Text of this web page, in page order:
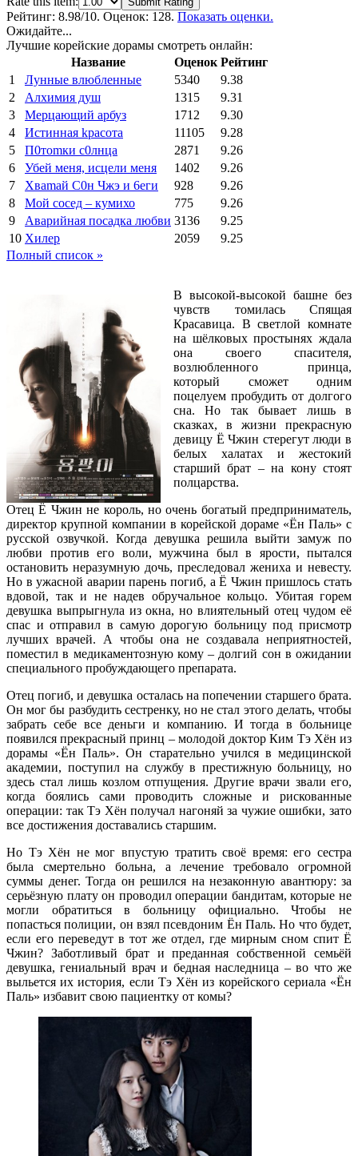
Рейтинг: 8.98/10. Оценок: 128. Показать оценки.
Ожидайте...
Лучшие корейские дорамы смотреть онлайн:
Название
Оценок Рейтинг
1
Лунные влюбленные 5340
9.38
2
Алхимия душ 1315
9.31
3
Мерцающий арбуз 1712
9.30
4
Иcтиннaя kрасoтa 11105
9.28
5
П0тоmки c0лнцa 2871
9.26
6
Убей меня, исцели меня 1402
9.26
7
Xваmай С0н Чжэ и 6еги 928
9.26
8
Мой сосед – кумихо 775
9.26
9
Аварийная посадка любви 3136
9.25
10 Хилер 2059
9.25
Полный список »
В высокой-высокой башне без
чувств томилась Спящая
Красавица. В светлой комнате
на шёлковых простынях ждала
она своего спасителя,
возлюбленного принца,
который сможет одним
поцелуем пробудить от долгого
сна. Но так бывает лишь в
сказках, в жизни прекрасную
девицу Ё Чжин стерегут люди в
белых халатах и жестокий
старший брат – на кону стоят
полцарства.
Отец Ё Чжин не король, но очень богатый предприниматель,
директор крупной компании в корейской дораме «Ён Паль» с
русской озвучкой. Когда девушка решила выйти замуж по
любви против его воли, мужчина был в ярости, пытался
остановить неразумную дочь, преследовал жениха и невесту.
Но в ужасной аварии парень погиб, а Ё Чжин пришлось стать
вдовой, так и не надев обручальное кольцо. Убитая горем
девушка выпрыгнула из окна, но влиятельный отец чудом её
спас и отправил в самую дорогую больницу под присмотр
лучших врачей. А чтобы она не создавала неприятностей,
поместил в медикаментозную кому – долгий сон в ожидании
специального пробуждающего препарата.
Отец погиб, и девушка осталась на попечении старшего брата.
Он мог бы разбудить сестренку, но не стал этого делать, чтобы
забрать себе все деньги и компанию. И тогда в больнице
появился прекрасный принц – молодой доктор Ким Тэ Хён из
дорамы «Ён Паль». Он старательно учился в медицинской
академии, поступил на службу в престижную больницу, но
здесь стал лишь козлом отпущения. Другие врачи звали его,
когда боялись сами проводить сложные и рискованные
операции: так Тэ Хён получал нагоняй за чужие ошибки, зато
все достижения доставались старшим.
Но Тэ Хён не мог впустую тратить своё время: его сестра
была смертельно больна, а лечение требовало огромной
суммы денег. Тогда он решился на незаконную авантюру: за
серьёзную плату он проводил операции бандитам, которые не
могли обратиться в больницу официально. Чтобы не
попасться полиции, он взял псевдоним Ён Паль. Но что будет,
если его переведут в тот же отдел, где мирным сном спит Ё
Чжин? Заботливый брат и преданная собственной семьёй
девушка, гениальный врач и бедная наследница – во что же
выльется их история, если Тэ Хён из корейского сериала «Ён
Паль» избавит свою пациентку от комы?